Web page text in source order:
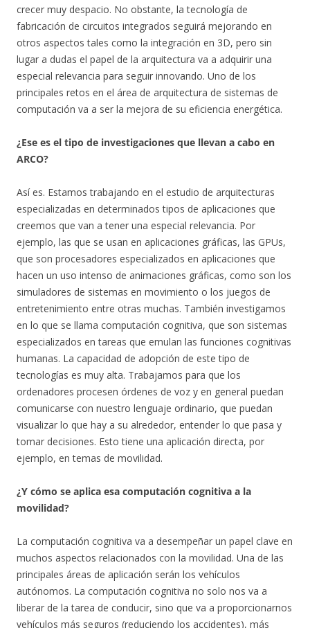
crecer muy despacio. No obstante, la tecnología de
fabricación de circuitos integrados seguirá mejorando en
otros aspectos tales como la integración en 3D, pero sin
lugar a dudas el papel de la arquitectura va a adquirir una
especial relevancia para seguir innovando. Uno de los
principales retos en el área de arquitectura de sistemas de
computación va a ser la mejora de su eficiencia energética.
¿Ese es el tipo de investigaciones que llevan a cabo en
ARCO?
Así es. Estamos trabajando en el estudio de arquitecturas
especializadas en determinados tipos de aplicaciones que
creemos que van a tener una especial relevancia. Por
ejemplo, las que se usan en aplicaciones gráficas, las GPUs,
que son procesadores especializados en aplicaciones que
hacen un uso intenso de animaciones gráficas, como son los
simuladores de sistemas en movimiento o los juegos de
entretenimiento entre otras muchas. También investigamos
en lo que se llama computación cognitiva, que son sistemas
especializados en tareas que emulan las funciones cognitivas
humanas. La capacidad de adopción de este tipo de
tecnologías es muy alta. Trabajamos para que los
ordenadores procesen órdenes de voz y en general puedan
comunicarse con nuestro lenguaje ordinario, que puedan
visualizar lo que hay a su alrededor, entender lo que pasa y
tomar decisiones. Esto tiene una aplicación directa, por
ejemplo, en temas de movilidad.
¿Y cómo se aplica esa computación cognitiva a la
movilidad?
La computación cognitiva va a desempeñar un papel clave en
muchos aspectos relacionados con la movilidad. Una de las
principales áreas de aplicación serán los vehículos
autónomos. La computación cognitiva no solo nos va a
liberar de la tarea de conducir, sino que va a proporcionarnos
vehículos más seguros (reduciendo los accidentes), más